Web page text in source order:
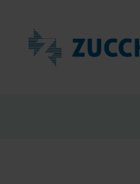
Zucchetti Healthcare